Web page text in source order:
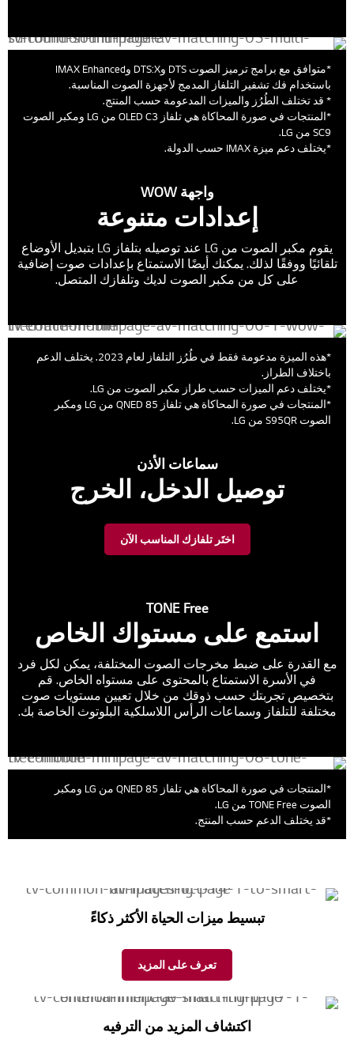
*متوافق مع برامج ترميز الصوت DTS وDTS:X وIMAX Enhanced
باستخدام فك تشفير التلفاز المدمج لأجهزة الصوت المناسبة.
* قد تختلف الطُرُز والميزات المدعومة حسب المنتج.
*المنتجات في صورة المحاكاة هي تلفاز OLED C3 من LG ومكبر الصوت
SC9 من LG.
*يختلف دعم ميزة IMAX حسب الدولة.
واجهة WOW
إعدادات متنوعة
يقوم مكبر الصوت من LG عند توصيله بتلفاز LG بتبديل الأوضاع
تلقائيًا ووفقًا لذلك. يمكنك أيضًا الاستمتاع بإعدادات صوت إضافية
على كل من مكبر الصوت لديك وتلفازك المتصل.
*هذه الميزة مدعومة فقط في طُرُز التلفاز لعام 2023. يختلف الدعم
باختلاف الطراز.
*يختلف دعم الميزات حسب طراز مكبر الصوت من LG.
*المنتجات في صورة المحاكاة هي تلفاز QNED 85 من LG ومكبر
الصوت S95QR من LG.
سماعات الأذن
توصيل الدخل، الخرج
اختَر تلفازك المناسب الآن
TONE Free
استمع على مستواك الخاص
مع القدرة على ضبط مخرجات الصوت المختلفة، يمكن لكل فرد
في الأسرة الاستمتاع بالمحتوى على مستواه الخاص. قم
بتخصيص تجربتك حسب ذوقك من خلال تعيين مستويات صوت
مختلفة للتلفاز وسماعات الرأس اللاسلكية البلوتوث الخاصة بك.
*المنتجات في صورة المحاكاة هي تلفاز QNED 85 من LG ومكبر
الصوت TONE Free من LG.
*قد يختلف الدعم حسب المنتج.
تبسيط ميزات الحياة الأكثر ذكاءً
تعرف على المزيد
اكتشاف المزيد من الترفيه